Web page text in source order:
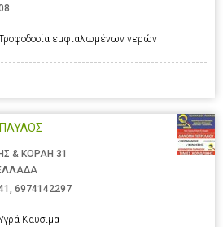
εμφιαλωμένων νερών
& ΚΟΡΑΗ 31
, 6974142297
Καύσιμα